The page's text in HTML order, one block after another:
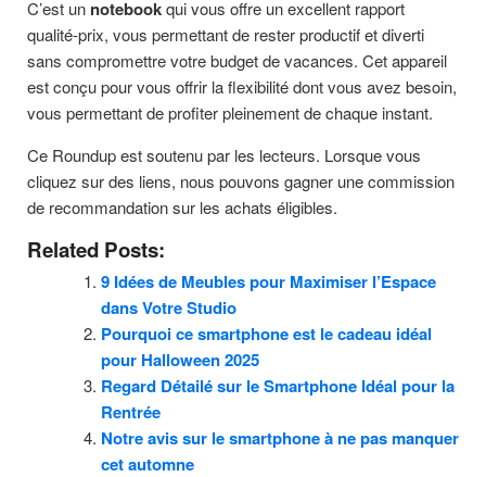
C’est un notebookqui vous offre un excellent rapport
qualité-prix, vous permettant de rester productif et diverti
sans compromettre votre budget de vacances. Cet appareil
est conçu pour vous offrir la flexibilité dont vous avez besoin,
vous permettant de profiter pleinement de chaque instant.
Ce Roundup est soutenu par les lecteurs. Lorsque vous
cliquez sur des liens, nous pouvons gagner une commission
de recommandation sur les achats éligibles.
Related Posts:
9 Idées de Meubles pour Maximiser l’Espace
dans Votre Studio
Pourquoi ce smartphone est le cadeau idéal
pour Halloween 2025
Regard Détailé sur le Smartphone Idéal pour la
Rentrée
Notre avis sur le smartphone à ne pas manquer
cet automne